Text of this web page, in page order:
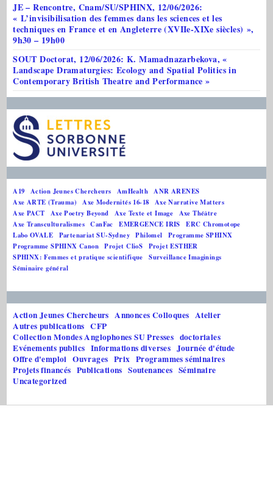
JE – Rencontre, Cnam/SU/SPHINX, 12/06/2026:
« L’invisibilisation des femmes dans les sciences et les
techniques en France et en Angleterre (XVIIe-XIXe siècles) »,
9h30 – 19h00
SOUT Doctorat, 12/06/2026: K. Mamadnazarbekova, «
Landscape Dramaturgies: Ecology and Spatial Politics in
Contemporary British Theatre and Performance »
A19 Action Jeunes Chercheurs AmHealth ANR ARENES
Axe ARTE (Trauma)
Axe Modernités 16-18
Axe Narrative Matters
Axe PACT
Axe Poetry Beyond Axe Texte et Image
Axe Théâtre
Axe Transculturalismes CanFac EMERGENCE IRIS
ERC Chromotope
Labo OVALE
Partenariat SU-Sydney Philomel
Programme SPHINX
Programme SPHINX Canon Projet ClioS
Projet ESTHER
SPHINX: Femmes et pratique scientifique
Surveillance Imaginings
Séminaire général
Action Jeunes Chercheurs Annonces Colloques Atelier
Autres publications CFP
Collection Mondes Anglophones SU Presses doctoriales
Evénements publics Informations diverses Journée d'étude
Offre d'emploi Ouvrages Prix Programmes séminaires
Projets financés Publications Soutenances Séminaire
Uncategorized